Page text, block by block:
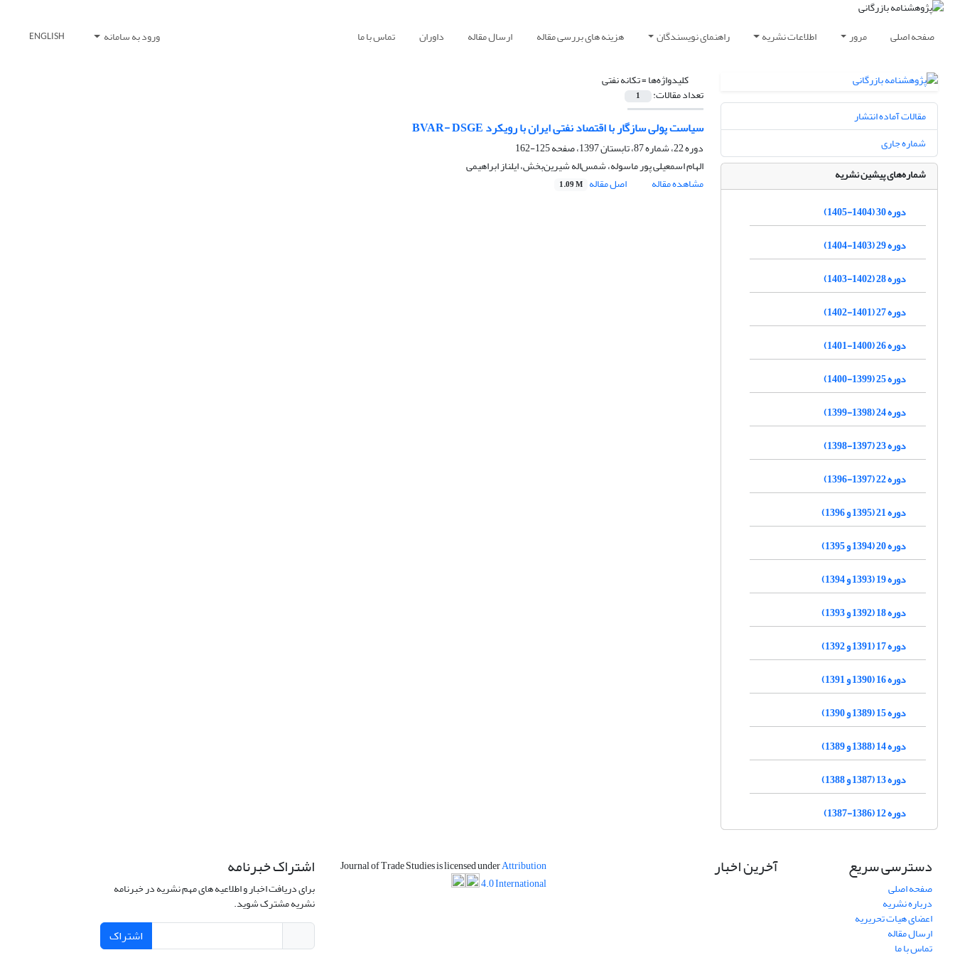
صفحه اصلی مرور اطلاعات نشریه راهنمای نویسندگان هزینه های بررسی مقاله ارسال مقاله داوران تماس با ما ورود به سامانه ENGLISH
کلیدواژه‌ها =تکانه نفتی
تعداد مقالات: 1
سیاست پولی سازگار با اقتصاد نفتی ایران با رویکرد BVAR- DSGE
دوره 22، شماره 87، تابستان 1397، صفحه
125-162
الهام اسمعیلی پور ماسوله، شمس‌اله شیرین‌بخش، ایلناز ابراهیمی
مشاهده مقاله
اصل مقاله 1.09 M
مقالات آماده انتشار
شماره جاری
شماره‌های پیشین نشریه
دوره 30 (1404-1405)
دوره 29 (1403-1404)
دوره 28 (1402-1403)
دوره 27 (1401-1402)
دوره 26 (1400-1401)
دوره 25 (1399-1400)
دوره 24 (1398-1399)
دوره 23 (1397-1398)
دوره 22 (1397-1396)
دوره 21 (1395 و 1396)
دوره 20 (1394 و 1395)
دوره 19 (1393 و 1394)
دوره 18 (1392 و 1393)
دوره 17 (1391 و 1392)
دوره 16 (1390 و 1391)
دوره 15 (1389 و 1390)
دوره 14 (1388 و 1389)
دوره 13 (1387 و 1388)
دوره 12 (1386-1387)
دسترسی سریع
صفحه اصلی
درباره نشریه
اعضای هیات تحریریه
ارسال مقاله
تماس با ما
آخرین اخبار Journal of Trade Studies is licensed underAttribution
4.0 International
اشتراک خبرنامه
برای دریافت اخبار و اطلاعیه های مهم نشریه در خبرنامه
نشریه مشترک شوید.
اشتراک